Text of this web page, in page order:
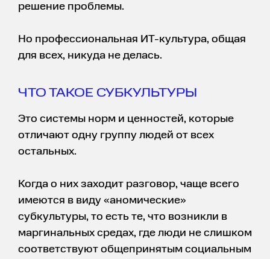
решение проблемы.
Но профессиональная ИТ-культура, общая
для всех, никуда не делась.
ЧТО ТАКОЕ СУБКУЛЬТУРЫ
Это системы норм и ценностей, которые
отличают одну группу людей от всех
остальных.
Когда о них заходит разговор, чаще всего
имеются в виду «аномические»
субкультуры, то есть те, что возникли в
маргинальных средах, где люди не слишком
соответствуют общепринятым социальным